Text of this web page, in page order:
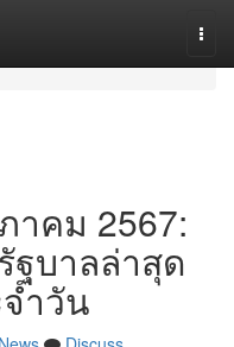
าคม 2567:
ฐบาลล่าสุด
ำวัน